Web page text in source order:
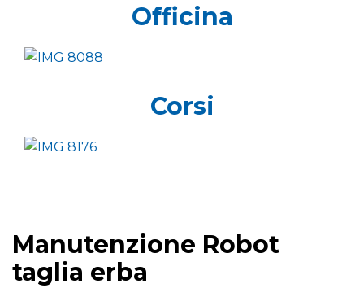
Officina
Corsi
Manutenzione Robot
taglia erba